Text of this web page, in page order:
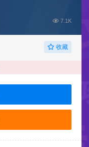
7.1K
收藏